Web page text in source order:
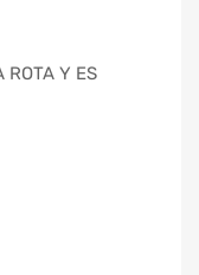
ROTA Y ES